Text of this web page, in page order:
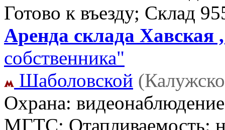
Готово к въезду; Склад
Аренда склада Хавская
собственника"
Шаболовской
Охрана:
МГТС; Отапливаемость: